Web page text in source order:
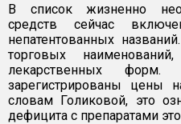
В список жизненно
средств сейчас
непатентованных
торговых
лекарственных
зарегистрированы цены
словам Голиковой, это
дефицита с препаратами